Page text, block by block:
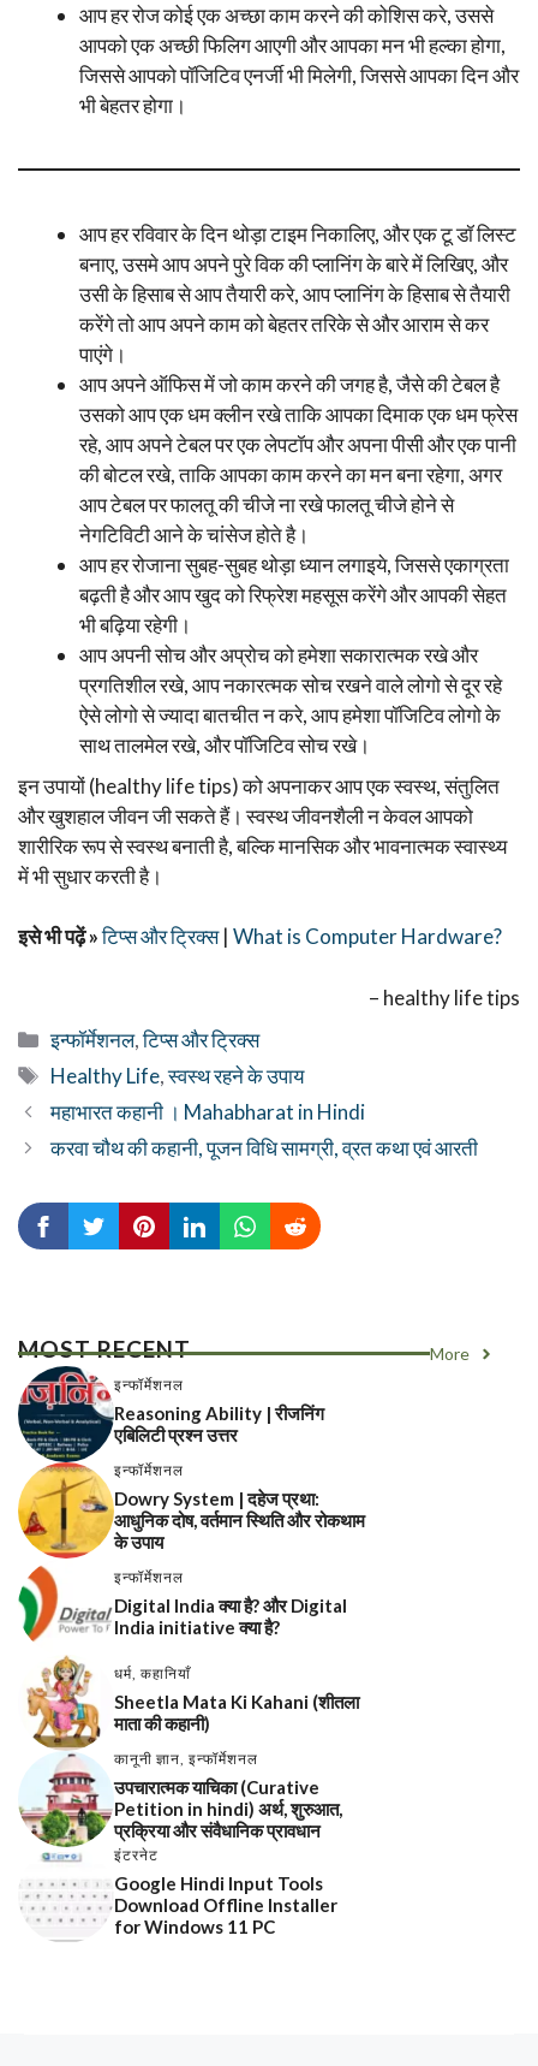
आप हर रोज कोई एक अच्छा काम करने की कोशिस करे, उससे
आपको एक अच्छी फिलिग आएगी और आपका मन भी हल्का होगा,
जिससे आपको पॉजिटिव एनर्जी भी मिलेगी, जिससे आपका दिन और
भी बेहतर होगा।
आप हर रविवार के दिन थोड़ा टाइम निकालिए, और एक टू डॉ लिस्ट
बनाए, उसमे आप अपने पुरे विक की प्लानिंग के बारे में लिखिए, और
उसी के हिसाब से आप तैयारी करे, आप प्लानिंग के हिसाब से तैयारी
करेंगे तो आप अपने काम को बेहतर तरिके से और आराम से कर
पाएंगे।
आप अपने ऑफिस में जो काम करने की जगह है, जैसे की टेबल है
उसको आप एक धम क्लीन रखे ताकि आपका दिमाक एक धम फ्रेस
रहे, आप अपने टेबल पर एक लेपटॉप और अपना पीसी और एक पानी
की बोटल रखे, ताकि आपका काम करने का मन बना रहेगा, अगर
आप टेबल पर फालतू की चीजे ना रखे फालतू चीजे होने से
नेगटिविटी आने के चांसेज होते है।
आप हर रोजाना सुबह-सुबह थोड़ा ध्यान लगाइये, जिससे एकाग्रता
बढ़ती है और आप खुद को रिफ्रेश महसूस करेंगे और आपकी सेहत
भी बढ़िया रहेगी।
आप अपनी सोच और अप्रोच को हमेशा सकारात्मक रखे और
प्रगतिशील रखे, आप नकारत्मक सोच रखने वाले लोगो से दूर रहे
ऐसे लोगो से ज्यादा बातचीत न करे, आप हमेशा पॉजिटिव लोगो के
साथ तालमेल रखे, और पॉजिटिव सोच रखे।
इन उपायों (healthy life tips) को अपनाकर आप एक स्वस्थ, संतुलित
और खुशहाल जीवन जी सकते हैं। स्वस्थ जीवनशैली न केवल आपको
शारीरिक रूप से स्वस्थ बनाती है, बल्कि मानसिक और भावनात्मक स्वास्थ्य
में भी सुधार करती है।
इसे भी पढ़ें »टिप्स और ट्रिक्स| What is Computer Hardware?
– healthy life tips
Categories
इन्फॉर्मेशनल,टिप्स और ट्रिक्स
Tags
Healthy Life,स्वस्थ रहने के उपाय
महाभारत कहानी । Mahabharat in Hindi
करवा चौथ की कहानी, पूजन विधि सामग्री, व्रत कथा एवं आरती
MOST RECENT More
इन्फॉर्मेशनल
Reasoning Ability | रीजनिंग
एबिलिटी प्रश्न उत्तर
इन्फॉर्मेशनल
Dowry System | दहेज प्रथा:
आधुनिक दोष, वर्तमान स्थिति और रोकथाम
के उपाय
इन्फॉर्मेशनल
Digital India क्या है? और Digital
India initiative क्या है?
धर्म कहानियाँ
Sheetla Mata Ki Kahani (शीतला
माता की कहानी)
कानूनी ज्ञान इन्फॉर्मेशनल
उपचारात्मक याचिका (Curative
Petition in hindi) अर्थ, शुरुआत,
प्रक्रिया और संवैधानिक प्रावधान
इंटरनेट
Google Hindi Input Tools
Download Offline Installer
for Windows 11 PC